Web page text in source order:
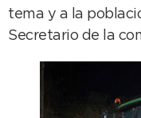
tema y a la
Secretario de la